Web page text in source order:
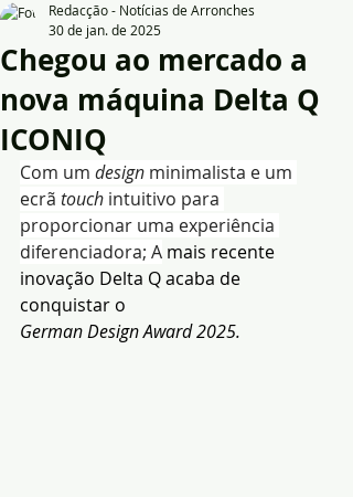
Chegou ao mercado a
nova máquina Delta Q
ICONIQ
Redacção - Notícias de Arronches
30 de jan. de 2025
Com um design minimalista e um
ecrã touch intuitivo para
proporcionar uma experiência
diferenciadora; A mais recente
inovação Delta Q acaba de
conquistar o
German Design Award 2025.